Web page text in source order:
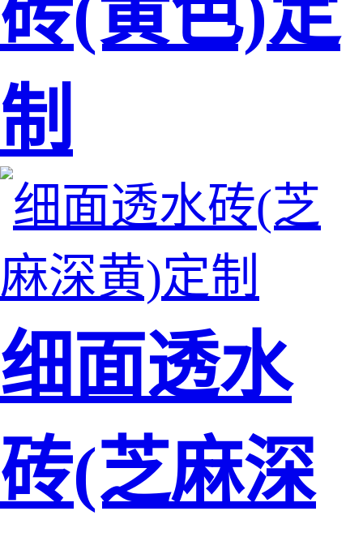
制
细面透水
砖(芝麻深